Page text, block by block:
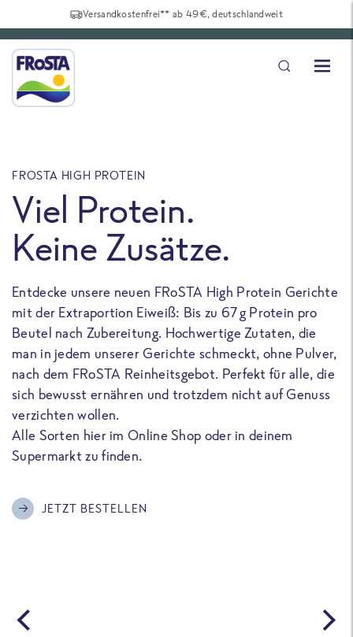
Versandkostenfrei** ab 49€, deutschlandweit
FROSTA HIGH PROTEIN
Viel Protein.
Keine Zusätze.
Entdecke unsere neuen FRoSTA High Protein Gerichte
mit der Extraportion Eiweiß: Bis zu 67 g Protein pro
Beutel nach Zubereitung. Hochwertige Zutaten, die
man in jedem unserer Gerichte schmeckt, ohne Pulver,
nach dem FRoSTA Reinheitsgebot. Perfekt für alle, die
sich bewusst ernähren und trotzdem nicht auf Genuss
verzichten wollen.
Alle Sorten hier im Online Shop oder in deinem
Supermarkt zu finden.
JETZT BESTELLEN